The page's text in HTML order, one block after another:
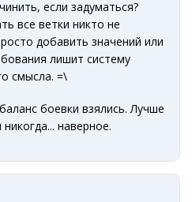
если задуматься?
все ветки никто не
добавить значений или
лишит систему
смысла. =\
боевки взялись. Лучше
наверное.